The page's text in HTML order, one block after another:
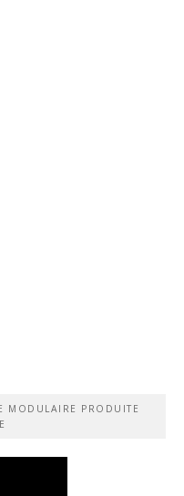
MODULAIRE PRODUITE